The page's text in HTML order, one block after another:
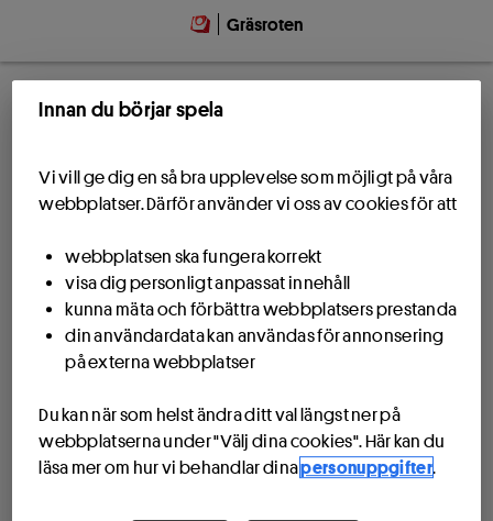
Gräsroten
Innan du börjar spela
Vi vill ge dig en så bra upplevelse som möjligt på våra
webbplatser. Därför använder vi oss av cookies för att
webbplatsen ska fungera korrekt
visa dig personligt anpassat innehåll
kunna mäta och förbättra webbplatsers prestanda
din användardata kan användas för annonsering
på externa webbplatser
Du kan när som helst ändra ditt val längst ner på
webbplatserna under "Välj dina cookies". Här kan du
läsa mer om hur vi behandlar dinapersonuppgifter.